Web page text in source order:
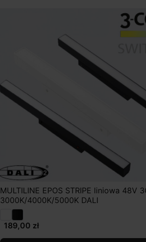
MULTILINE EPOS STRIPE liniowa 48V
3000K/4000K/5000K DALI
189,00 zł